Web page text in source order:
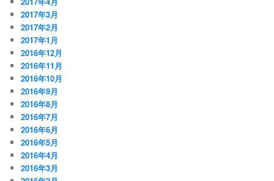
2017年3月
2017年2月
2017年1月
2016年12月
2016年11月
2016年10月
2016年9月
2016年8月
2016年7月
2016年6月
2016年5月
2016年4月
2016年3月